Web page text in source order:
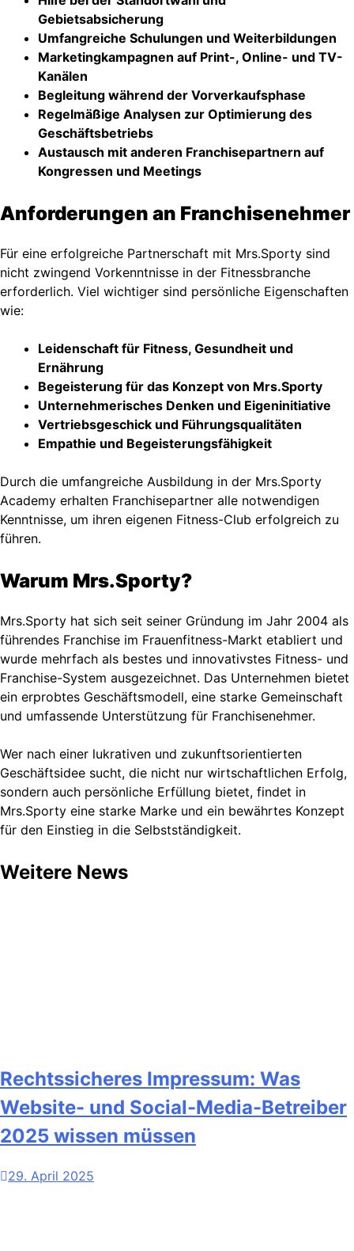
Gebietsabsicherung
Umfangreiche Schulungen und Weiterbildungen
Marketingkampagnen auf Print-, Online- und TV-
Kanälen
Begleitung während der Vorverkaufsphase
Regelmäßige Analysen zur Optimierung des
Geschäftsbetriebs
Austausch mit anderen Franchisepartnern auf
Kongressen und Meetings
Anforderungen an Franchisenehmer
Für eine erfolgreiche Partnerschaft mit Mrs.Sporty sind
nicht zwingend Vorkenntnisse in der Fitnessbranche
erforderlich. Viel wichtiger sind persönliche Eigenschaften
wie:
Leidenschaft für Fitness, Gesundheit und
Ernährung
Begeisterung für das Konzept von Mrs.Sporty
Unternehmerisches Denken und Eigeninitiative
Vertriebsgeschick und Führungsqualitäten
Empathie und Begeisterungsfähigkeit
Durch die umfangreiche Ausbildung in der Mrs.Sporty
Academy erhalten Franchisepartner alle notwendigen
Kenntnisse, um ihren eigenen Fitness-Club erfolgreich zu
führen.
Warum Mrs.Sporty?
Mrs.Sporty hat sich seit seiner Gründung im Jahr 2004 als
führendes Franchise im Frauenfitness-Markt etabliert und
wurde mehrfach als bestes und innovativstes Fitness- und
Franchise-System ausgezeichnet. Das Unternehmen bietet
ein erprobtes Geschäftsmodell, eine starke Gemeinschaft
und umfassende Unterstützung für Franchisenehmer.
Wer nach einer lukrativen und zukunftsorientierten
Geschäftsidee sucht, die nicht nur wirtschaftlichen Erfolg,
sondern auch persönliche Erfüllung bietet, findet in
Mrs.Sporty eine starke Marke und ein bewährtes Konzept
für den Einstieg in die Selbstständigkeit.
Weitere News
Rechtssicheres Impressum: Was
Website- und Social-Media-Betreiber
2025 wissen müssen
29. April 2025